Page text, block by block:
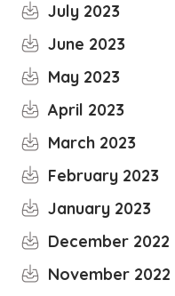
July 2023
June 2023
May 2023
April 2023
March 2023
February 2023
January 2023
December 2022
November 2022